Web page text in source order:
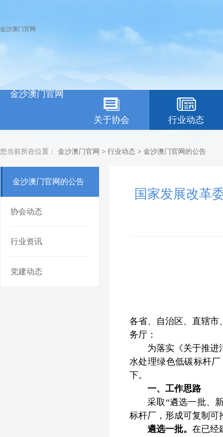
金沙澳门官网
金沙澳门官网
关于协会 行业动态
您当前所在位置： 金沙澳门官网 > 行业动态 > 金沙澳门官网的公告
金沙澳门官网的公告
协会动态
行业资讯
党建动态
国家发展改革
各省、自治区、直辖市
务厅：
为落实《关于推进污
水处理绿色低碳标杆
下。
一、工作思路
采取“遴选一批、新
标杆厂，形成可复制可
遴选一批。 在已经